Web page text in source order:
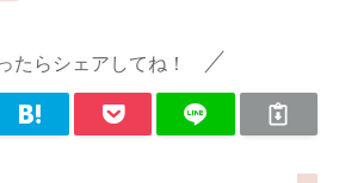
たらシェアしてね！